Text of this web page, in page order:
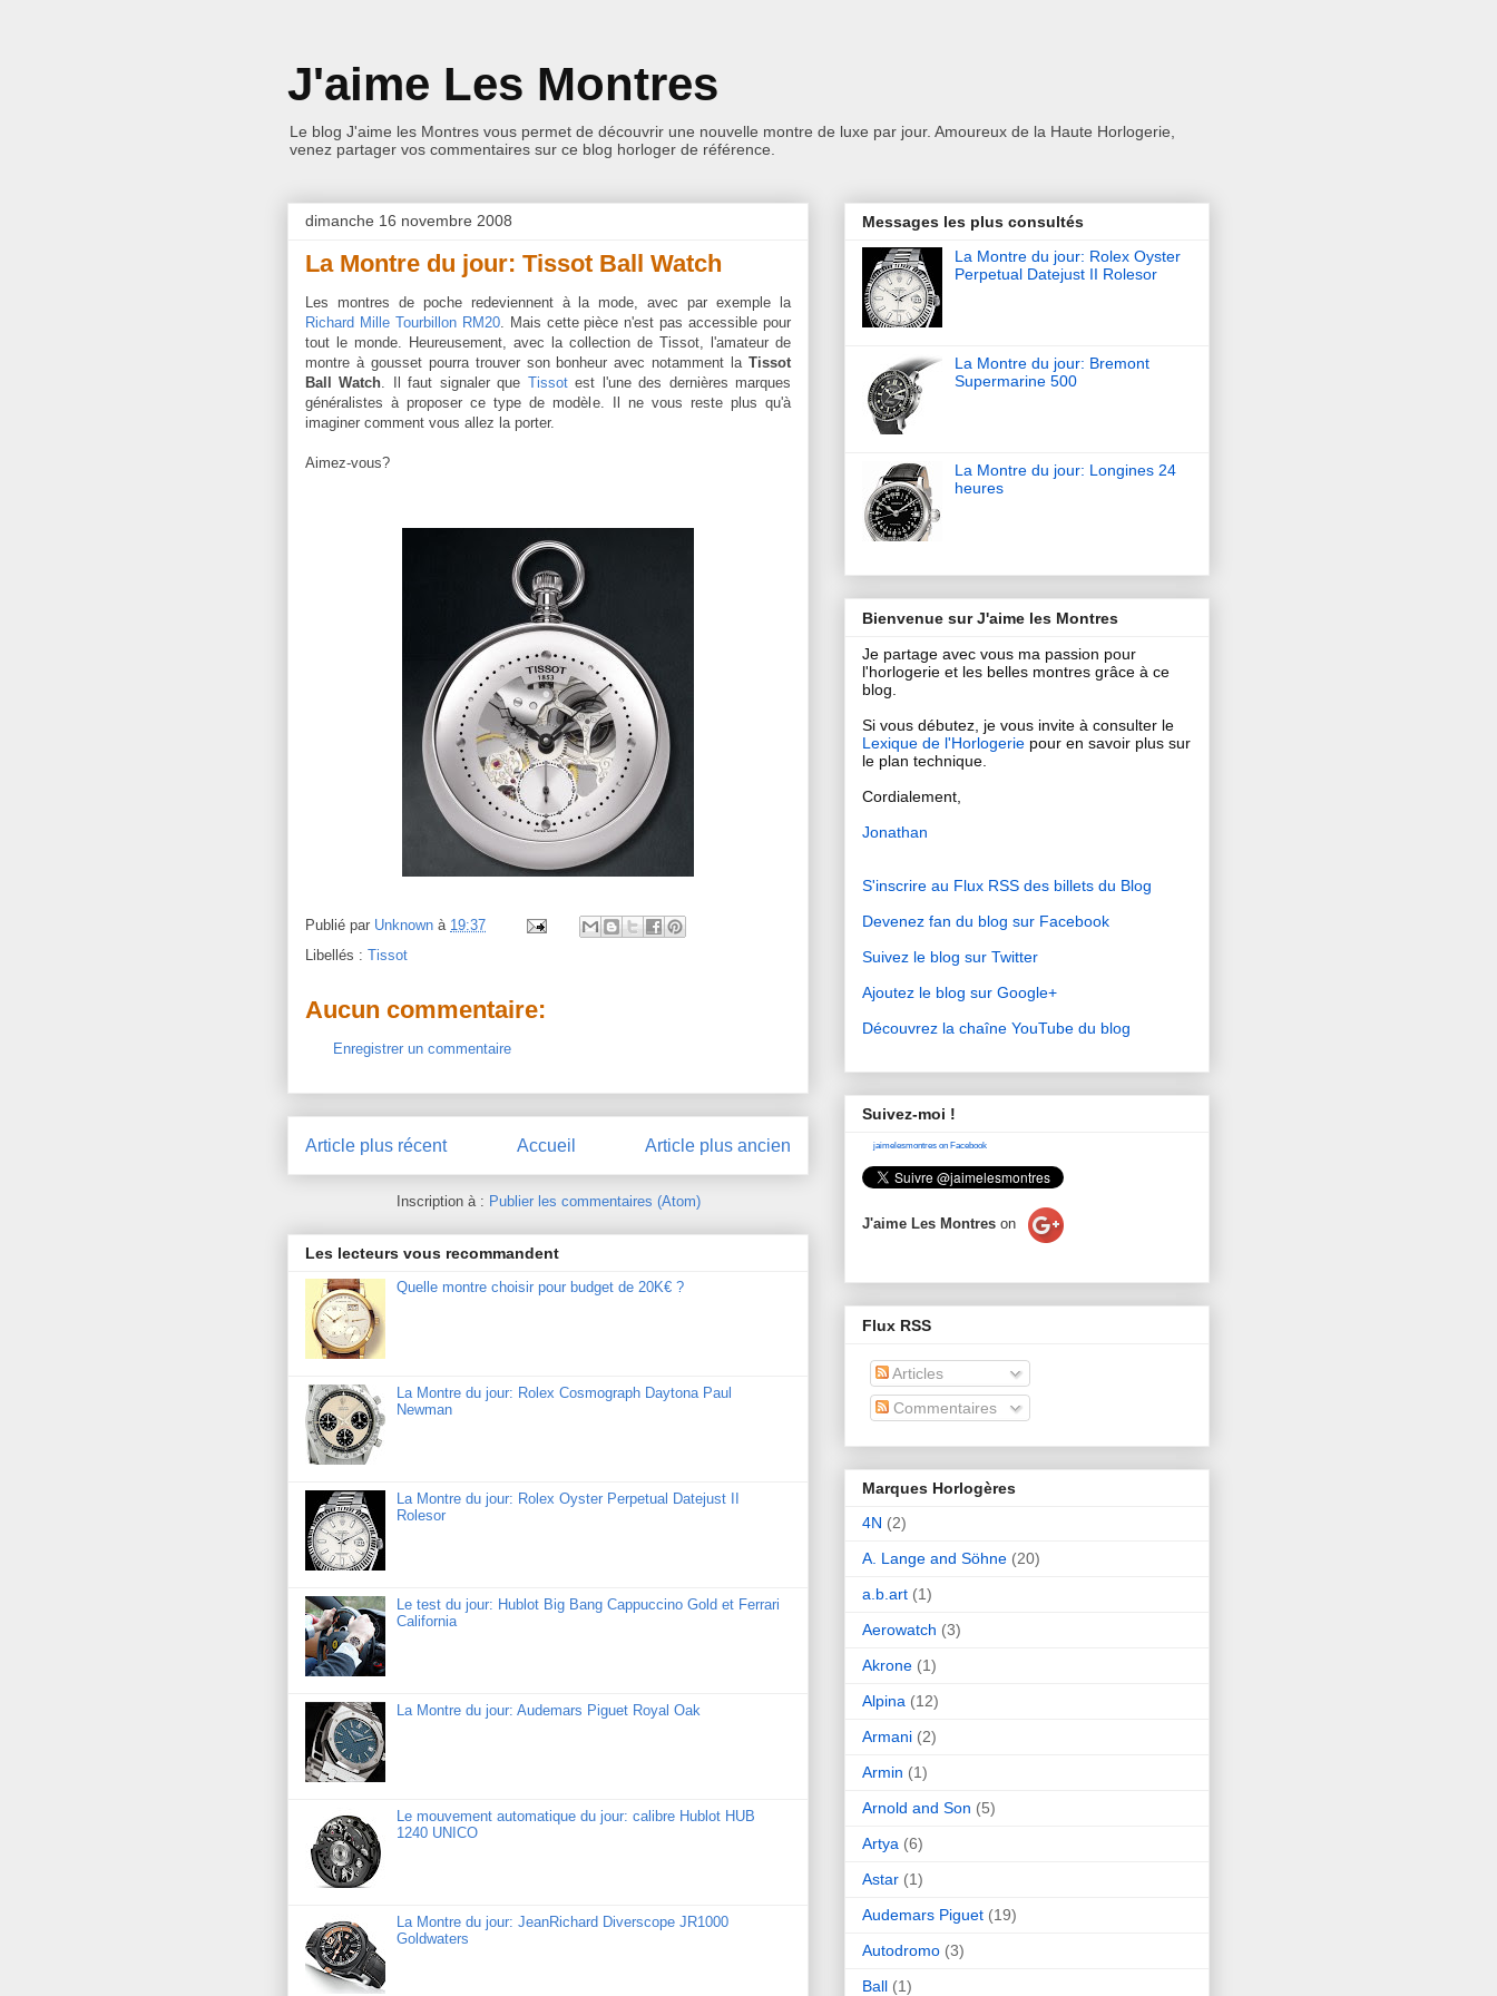
J'aime Les Montres
Le blog J'aime les Montres vous permet de découvrir une nouvelle montre de luxe par jour. Amoureux de la Haute Horlogerie,
venez partager vos commentaires sur ce blog horloger de référence.
dimanche 16 novembre 2008
La Montre du jour: Tissot Ball Watch
Les montres de poche redeviennent à la mode, avec par exemple la
Richard Mille Tourbillon RM20. Mais cette pièce n'est pas accessible pour
tout le monde. Heureusement, avec la collection de Tissot, l'amateur de
montre à gousset pourra trouver son bonheur avec notamment la Tissot
Ball Watch. Il faut signaler que Tissotest l'une des dernières marques
généralistes à proposer ce type de modèle. Il ne vous reste plus qu'à
imaginer comment vous allez la porter.
Aimez-vous?
Publié par Unknown à 19:37
Libellés : Tissot
Aucun commentaire:
Enregistrer un commentaire
Article plus récent Article plus ancien
Accueil
Inscription à : Publier les commentaires (Atom)
Les lecteurs vous recommandent
Quelle montre choisir pour budget de 20K€ ?
La Montre du jour: Rolex Cosmograph Daytona Paul
Newman
La Montre du jour: Rolex Oyster Perpetual Datejust II
Rolesor
Le test du jour: Hublot Big Bang Cappuccino Gold et Ferrari
California
La Montre du jour: Audemars Piguet Royal Oak
Le mouvement automatique du jour: calibre Hublot HUB
1240 UNICO
La Montre du jour: JeanRichard Diverscope JR1000
Goldwaters
Messages les plus consultés
La Montre du jour: Rolex Oyster
Perpetual Datejust II Rolesor
La Montre du jour: Bremont
Supermarine 500
La Montre du jour: Longines 24
heures
Bienvenue sur J'aime les Montres
Je partage avec vous ma passion pour
l'horlogerie et les belles montres grâce à ce
blog.
Si vous débutez, je vous invite à consulter le
Lexique de l'Horlogerie pour en savoir plus sur
le plan technique.
Cordialement,
Jonathan
S'inscrire au Flux RSS des billets du Blog
Devenez fan du blog sur Facebook
Suivez le blog sur Twitter
Ajoutez le blog sur Google+
Découvrez la chaîne YouTube du blog
Suivez-moi !
jaimelesmontres on Facebook
J'aime Les Montres on
Flux RSS
Articles
Commentaires
Marques Horlogères
4N (2)
A. Lange and Söhne (20)
a.b.art (1)
Aerowatch (3)
Akrone (1)
Alpina (12)
Armani (2)
Armin (1)
Arnold and Son (5)
Artya (6)
Astar (1)
Audemars Piguet (19)
Autodromo (3)
Ball (1)